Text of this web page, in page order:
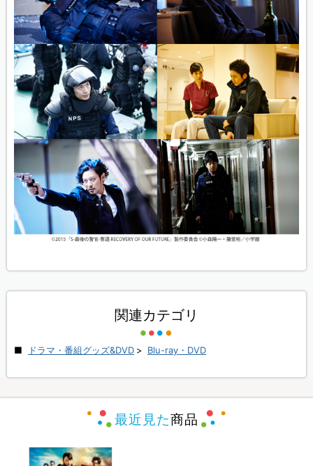
関連カテゴリ
ドラマ・番組グッズ&DVD > Blu-ray・DVD
最近見た商品